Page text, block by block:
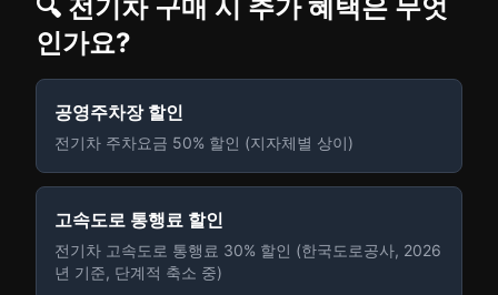
🔍 전기차 구매 시 추가 혜택은 무엇
인가요?
공영주차장 할인
전기차 주차요금 50% 할인 (지자체별 상이)
고속도로 통행료 할인
전기차 고속도로 통행료 30% 할인 (한국도로공사, 2026
년 기준, 단계적 축소 중)